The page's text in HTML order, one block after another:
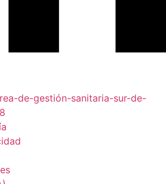
de-gestión-sanitaria-sur-de-